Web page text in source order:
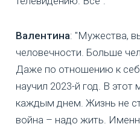
Валентина: "Мужества,
человечности. Больше
Даже по отношению к
научил 2023-й год. В
каждым днем. Жизнь не
война – надо жить.